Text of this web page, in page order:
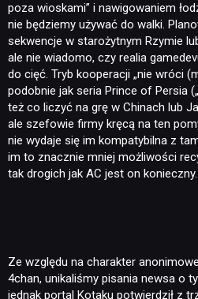
poza wioskami” i nawigowaniem
nie będziemy używać do walki.
sekwencje w starożytnym Rzymie
ale nie wiadomo, czy realia
do cięć. Tryb kooperacji „nie wróci
podobnie jak seria Prince of Persia
też co liczyć na grę w Chinach lub
ale szefowie firmy kręcą na ten
nie wydaje się im kompatybilna z
im to znacznie mniej możliwości
tak drogich jak AC jest on konieczny.
Ze względu na charakter
4chan, unikaliśmy pisania newsa o
jednak portal Kotaku potwierdził z